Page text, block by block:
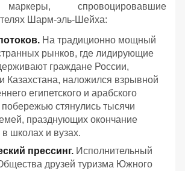
спровоцировавшие
Шарм-эль-Шейха:
На традиционно мощный
рынков, где лидирующие
граждане России,
Казахстана, наложился взрывной
египетского и арабского
побережью стянулись тысячи
празднующих окончание
школах и вузах.
прессинг. Исполнительный
друзей туризма Южного